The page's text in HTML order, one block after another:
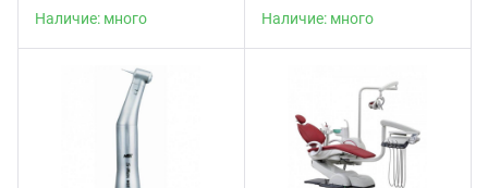
Наличие: много Наличие: много